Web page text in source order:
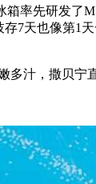
先研发了
7天也像第1
汁，撒贝宁